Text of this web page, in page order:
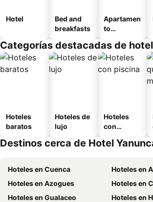
Hotel
Bed and
breakfasts
Apartamen
to
o
Categorías destacadas de
Hoteles
baratos
Hoteles de
lujo
Hoteles
con
Destinos cerca de Hotel
Hoteles en Cuenca
Hoteles en
Hoteles en Azogues
Hoteles en
Hoteles en Gualaceo
Hoteles en